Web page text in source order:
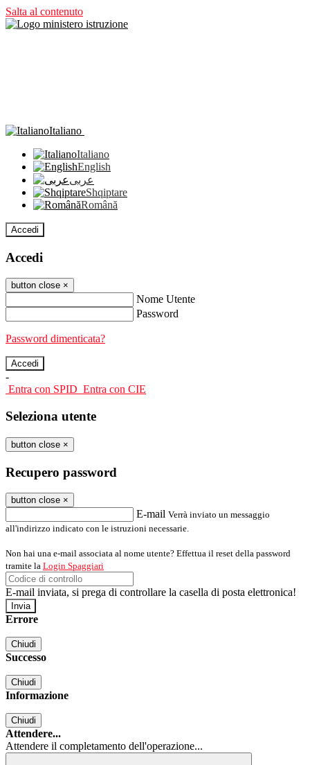
Salta al contenuto
Italiano
Italiano
English
عربى
Shqiptare
Română
Accedi
Accedi
button close ×
Nome Utente
Password
Password dimenticata?
-
Entra con SPID Entra con CIE
Seleziona utente
button close ×
Recupero password
button close ×
E-mail Verrà inviato un messaggio
all'indirizzo indicato con le istruzioni necessarie.
Non hai una e-mail associata al nome utente? Effettua il reset della password
tramite la Login Spaggiari
E-mail inviata, si prega di controllare la casella di posta elettronica!
Errore
Chiudi
Successo
Chiudi
Informazione
Chiudi
Attendere...
Attendere il completamento dell'operazione...